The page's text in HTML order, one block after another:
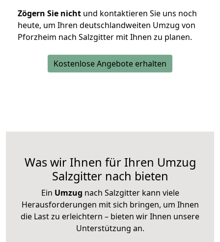
Zögern Sie nicht und kontaktieren Sie uns noch
heute, um Ihren deutschlandweiten Umzug von
Pforzheim nach Salzgitter mit Ihnen zu planen.
Kostenlose Angebote erhalten
Was wir Ihnen für Ihren Umzug
Salzgitter nach bieten
Ein Umzug nach Salzgitter kann viele
Herausforderungen mit sich bringen, um Ihnen
die Last zu erleichtern – bieten wir Ihnen unsere
Unterstützung an.